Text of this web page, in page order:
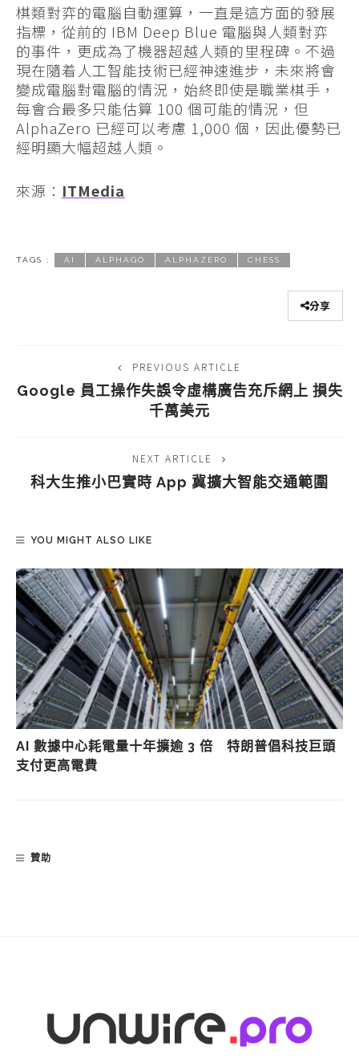
棋類對弈的電腦自動運算，一直是這方面的發展
指標，從前的 IBM Deep Blue 電腦與人類對弈
的事件，更成為了機器超越人類的里程碑。不過
現在隨着人工智能技術已經神速進步，未來將會
變成電腦對電腦的情況，始終即使是職業棋手，
每會合最多只能估算 100 個可能的情況，但
AlphaZero 已經可以考慮 1,000 個，因此優勢已
經明顯大幅超越人類。
來源： ITMedia
TAGS : AI ALPHAGO ALPHAZERO CHESS
分享
PREVIOUS ARTICLE
Google 員工操作失誤令虛構廣告充斥網上 損失
千萬美元
NEXT ARTICLE
科大生推小巴實時 App 冀擴大智能交通範圍
YOU MIGHT ALSO LIKE
AI 數據中心耗電量十年擴逾 3 倍 特朗普倡科技巨頭
支付更高電費
贊助